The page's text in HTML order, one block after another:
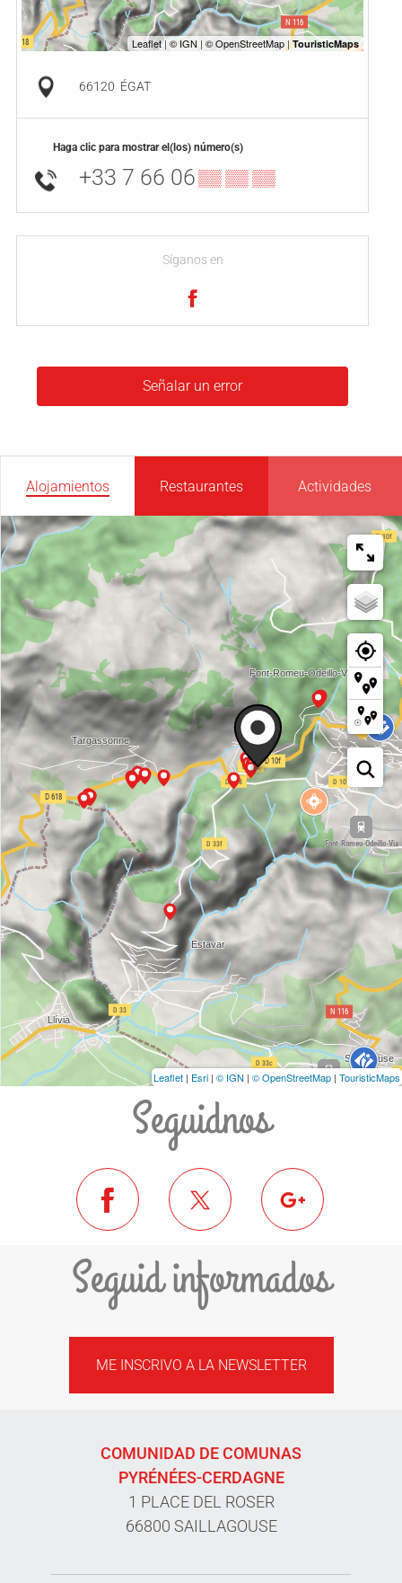
66120 ÉGAT
Haga clic para mostrar el(los) número(s)
+33 7 66 06▒▒ ▒▒ ▒▒
Síganos en
Señalar un error
Alojamientos Restaurantes Actividades
Leaflet | Esri | © IGN | © OpenStreetMap | TouristicMaps
Seguidnos
Seguid informados
ME INSCRIVO A LA NEWSLETTER
COMUNIDAD DE COMUNAS
PYRÉNÉES-CERDAGNE
1 PLACE DEL ROSER
66800 SAILLAGOUSE